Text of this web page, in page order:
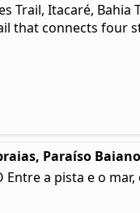
Trail, Itacaré,
that connects four
Paraíso
Entre a pista e o